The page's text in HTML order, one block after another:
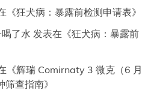
《狂犬病：暴露前检测申请表》
了水 发表在《狂犬病：暴露前
《辉瑞 Comirnaty 3 微克（6 月
筛查指南》